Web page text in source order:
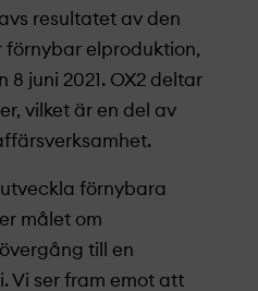
resultatet av den
förnybar elproduktion,
8 juni 2021. OX2 deltar
vilket är en del av
förnybara
målet om
till en
Vi ser fram emot att